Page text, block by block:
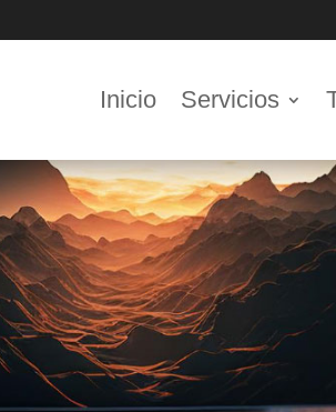
Inicio Servicios
digitales